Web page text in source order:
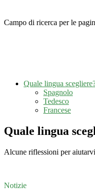
Campo di ricerca per le
Quale lingua
Spagnolo
Tedesco
Francese
Quale lingua
Alcune riflessioni per
Notizie